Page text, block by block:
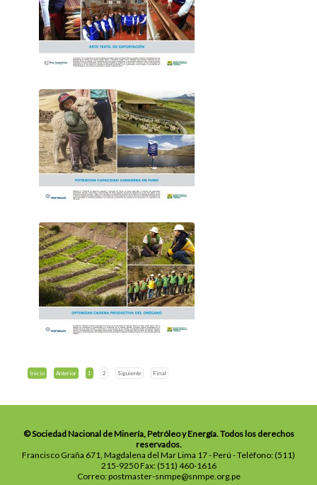
Inicio Anterior 1 2 Siguiente Final
© Sociedad Nacional de Minería, Petróleo y Energía. Todos los derechos
reservados.
Francisco Graña 671, Magdalena del Mar Lima 17 - Perú - Teléfono: (511)
215-9250 Fax: (511) 460-1616
Correo: postmaster-snmpe@snmpe.org.pe